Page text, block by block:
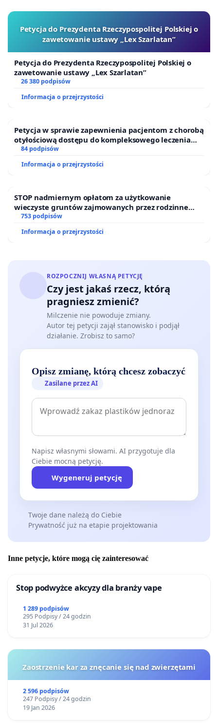
Petycja do Prezydenta Rzeczypospolitej Polskiej o
zawetowanie ustawy „Lex Szarlatan”
Petycja do Prezydenta Rzeczypospolitej Polskiej o
zawetowanie ustawy „Lex Szarlatan”
26 380 podpisów
Informacja o przejrzystości
Petycja w sprawie zapewnienia pacjentom z chorobą
otyłościową dostępu do kompleksowego leczenia
oraz programów profilaktycznych.
84 podpisów
Informacja o przejrzystości
STOP nadmiernym opłatom za użytkowanie
wieczyste gruntów zajmowanych przez rodzinne
ogrody działkowe.
753 podpisów
Informacja o przejrzystości
ROZPOCZNIJ WŁASNĄ PETYCJĘ
Czy jest jakaś rzecz, którą
pragniesz zmienić?
Milczenie nie powoduje zmiany.
Autor tej petycji zajął stanowisko i podjął
działanie. Zrobisz to samo?
Opisz zmianę, którą chcesz zobaczyć
Zasilane przez AI
Napisz własnymi słowami. AI przygotuje dla
Ciebie mocną petycję.
Wygeneruj petycję
Twoje dane należą do Ciebie
Prywatność już na etapie projektowania
Inne petycje, które mogą cię zainteresować
Stop podwyżce akcyzy dla branży vape
1 289 podpisów
295 Podpisy / 24 godzin
31 Jul 2026
Zaostrzenie kar za znęcanie się nad zwierzętami
2 596 podpisów
247 Podpisy / 24 godzin
19 Jan 2026